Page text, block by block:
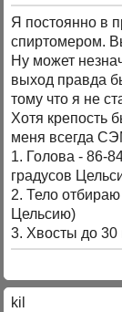
Я постоянно в
спиртомером.
Ну может
выход правда
тому что я не
Хотя крепость
меня всегда
1. Голова - 86-
градусов
2. Тело
Цельсию)
3. Хвосты до 30
kil